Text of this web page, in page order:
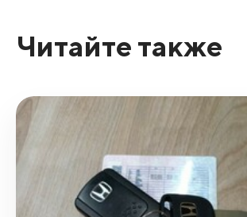
Читайте также